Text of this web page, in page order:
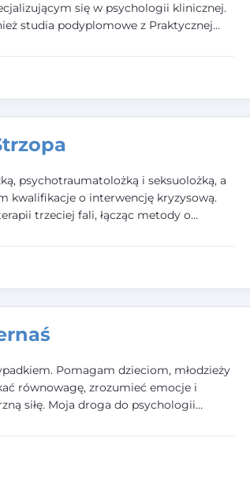
się w psychologii klinicznej.
studia podyplomowe z Praktycznej
Aktywnie uczestniczę w
Towarzystwa Psychiatrycznego oraz
Psychologicznego, a także jestem
psychotraumatolożką i seksuolożką, a
kwalifikacje o interwencję kryzysową.
trzeciej fali, łącząc metody o
Towarzyszę młodzieży,
radzeniu sobie z bolesnymi
by mogli żyć pełniej.
Pomagam dzieciom, młodzieży
równowagę, zrozumieć emocje i
siłę. Moja droga do psychologii
- pełnego wyzwań, które nauczyły mnie
i pokory. Dziś łączę doświadczenie
psychoterapeuty i seksuologa